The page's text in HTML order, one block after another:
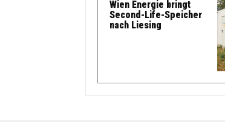
Wien Energie bringt
Second-Life-Speicher
nach Liesing